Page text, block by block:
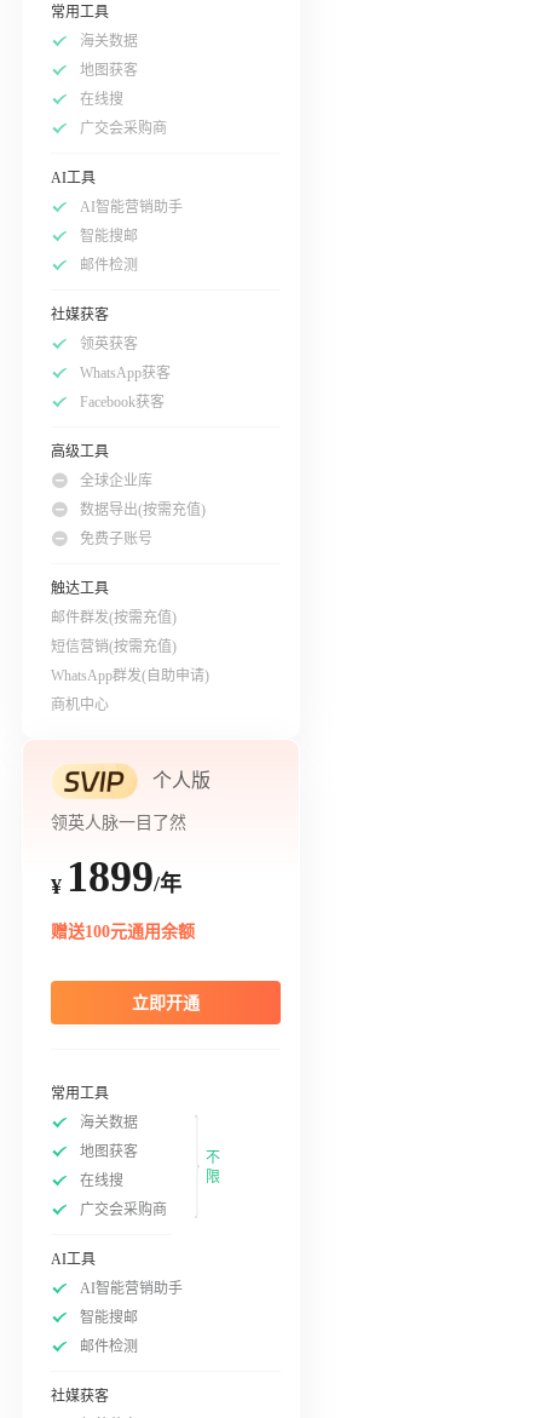
常用工具
海关数据
地图获客
在线搜
广交会采购商
AI工具
AI智能营销助手
智能搜邮
邮件检测
社媒获客
领英获客
WhatsApp获客
Facebook获客
高级工具
全球企业库
数据导出(按需充值)
免费子账号
触达工具
邮件群发(按需充值)
短信营销(按需充值)
WhatsApp群发(自助申请)
商机中心
个人版
领英人脉一目了然
¥ 1899/年
赠送100元通用余额
立即开通
常用工具
海关数据
地图获客
在线搜
广交会采购商
不
限
AI工具
AI智能营销助手
智能搜邮
邮件检测
社媒获客